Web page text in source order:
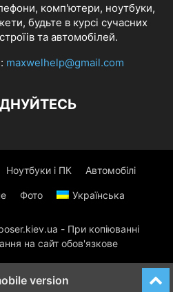
комп'ютери, ноутбуки,
будьте в курсі сучасних
та автомобілей.
maxwelhelp@gmail.com
Ноутбуки і ПК Автомобілі
Фото Українська
- При копіюванні
на сайт обов'язкове
version